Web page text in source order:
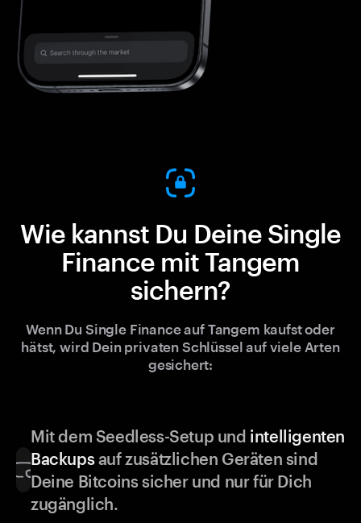
Wie kannst Du Deine Single
Finance mit Tangem
sichern?
Wenn Du Single Finance auf Tangem kaufst oder
hätst, wird Dein privaten Schlüssel auf viele Arten
gesichert:
Mit dem Seedless-Setup und intelligenten
Backupsauf zusätzlichen Geräten sind
Deine Bitcoins sicher und nur für Dich
zugänglich.